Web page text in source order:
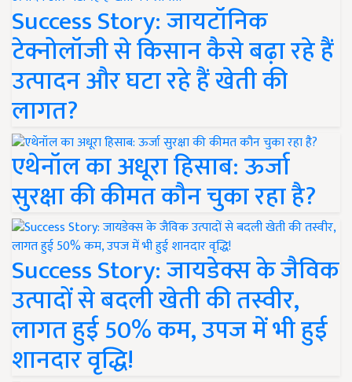
Success Story: जायटॉनिक
टेक्नोलॉजी से किसान कैसे बढ़ा रहे हैं
उत्पादन और घटा रहे हैं खेती की
लागत?
एथेनॉल का अधूरा हिसाब: ऊर्जा
सुरक्षा की कीमत कौन चुका रहा है?
Success Story: जायडेक्स के जैविक
उत्पादों से बदली खेती की तस्वीर,
लागत हुई 50% कम, उपज में भी हुई
शानदार वृद्धि!